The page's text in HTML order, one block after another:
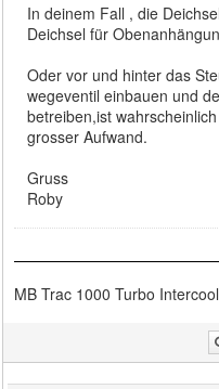
In deinem Fall , die
Deichsel für
Oder vor und hinter das
wegeventil einbauen und
betreiben,ist
grosser Aufwand.
Gruss
Roby
MB Trac 1000 Turbo